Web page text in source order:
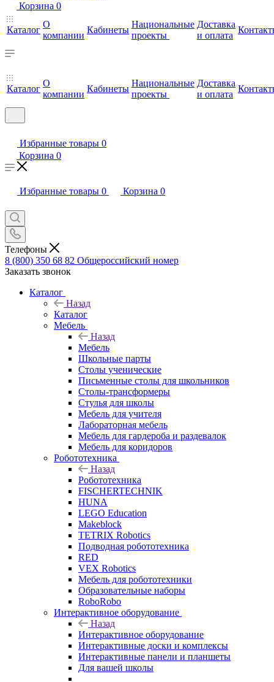
Корзина 0
Каталог
О
компании
Кабинеты
Национальные
проекты
Доставка
и оплата
Каталог
О
компании
Кабинеты
Национальные
проекты
Доставка
и оплата
Избранные товары 0
Корзина 0
Избранные товары 0 Корзина 0
Телефоны
8 (800) 350 68 82 Общероссийский номер
Заказать звонок
Каталог
Назад
Каталог
Мебель
Назад
Мебель
Школьные парты
Столы ученические
Письменные столы для школьников
Столы-трансформеры
Стулья для школы
Мебель для учителя
Лабораторная мебель
Мебель для гардероба и раздевалок
Мебель для коридоров
Робототехника
Назад
Робототехника
FISCHERTECHNIK
HUNA
LEGO Education
Makeblock
TETRIX Robotics
Подводная робототехника
RED
VEX Robotics
Мебель для робототехники
Образовательные наборы
RoboRobo
Интерактивное оборудование
Назад
Интерактивное оборудование
Интерактивные доски и комплексы
Интерактивные панели и планшеты
Для вашей школы